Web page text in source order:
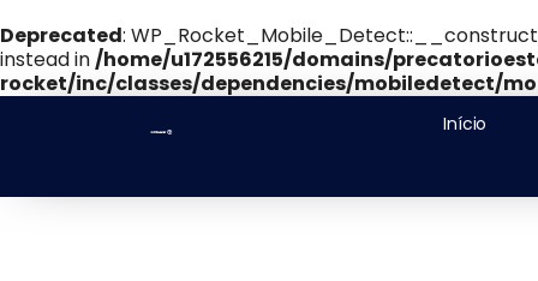
Deprecated:
instead in/home/u172556215/domains/
rocket/inc/classes/dependencies/mobiledetect/
Início